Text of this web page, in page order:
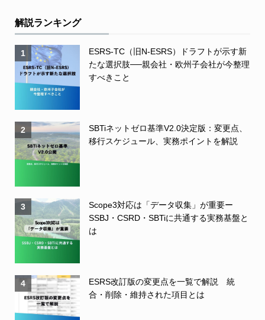
解説ランキング
1
ESRS-TC（旧N-ESRS）ドラフトが示す新
たな選択肢──親会社・欧州子会社が今整理
すべきこと
2
SBTiネットゼロ基準V2.0決定版：変更点、
移行スケジュール、実務ポイントを解説
3
Scope3対応は「データ収集」が重要ー
SSBJ・CSRD・SBTiに共通する実務基盤と
は
4
ESRS改訂版の変更点を一覧で解説 統
合・削除・維持された項目とは